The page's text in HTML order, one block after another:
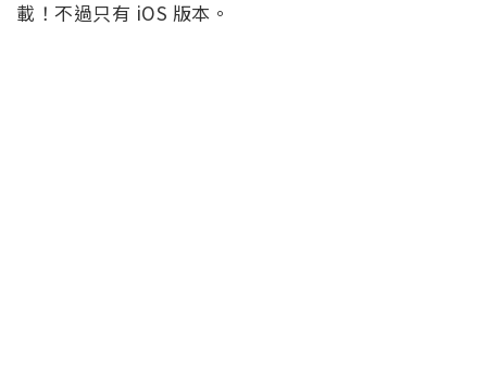
載！不過只有 iOS 版本。